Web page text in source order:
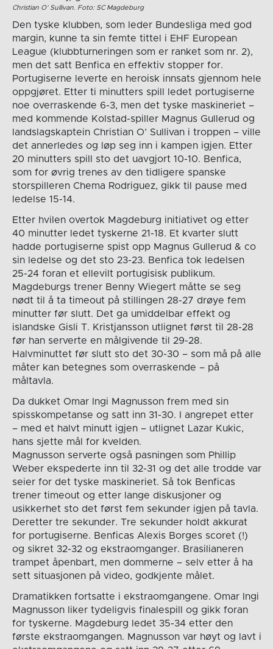
Christian O’ Sullivan. Foto: SC Magdeburg
Den tyske klubben, som leder Bundesliga med god
margin, kunne ta sin femte tittel i EHF European
League (klubbturneringen som er ranket som nr. 2),
men det satt Benfica en effektiv stopper for.
Portugiserne leverte en heroisk innsats gjennom hele
oppgjøret. Etter ti minutters spill ledet portugiserne
noe overraskende 6-3, men det tyske maskineriet –
med kommende Kolstad-spiller Magnus Gullerud og
landslagskaptein Christian O’ Sullivan i troppen – ville
det annerledes og løp seg inn i kampen igjen. Etter
20 minutters spill sto det uavgjort 10-10. Benfica,
som for øvrig trenes av den tidligere spanske
storspilleren Chema Rodriguez, gikk til pause med
ledelse 15-14.
Etter hvilen overtok Magdeburg initiativet og etter
40 minutter ledet tyskerne 21-18. Et kvarter slutt
hadde portugiserne spist opp Magnus Gullerud & co
sin ledelse og det sto 23-23. Benfica tok ledelsen
25-24 foran et ellevilt portugisisk publikum.
Magdeburgs trener Benny Wiegert måtte se seg
nødt til å ta timeout på stillingen 28-27 drøye fem
minutter før slutt. Det ga umiddelbar effekt og
islandske Gisli T. Kristjansson utlignet først til 28-28
før han serverte en målgivende til 29-28.
Halvminuttet før slutt sto det 30-30 – som må på alle
måter kan betegnes som overraskende – på
måltavla.
Da dukket Omar Ingi Magnusson frem med sin
spisskompetanse og satt inn 31-30. I angrepet etter
– med et halvt minutt igjen – utlignet Lazar Kukic,
hans sjette mål for kvelden.
Magnusson serverte også pasningen som Phillip
Weber ekspederte inn til 32-31 og det alle trodde var
seier for det tyske maskineriet. Så tok Benficas
trener timeout og etter lange diskusjoner og
usikkerhet sto det først fem sekunder igjen på tavla.
Deretter tre sekunder. Tre sekunder holdt akkurat
for portugiserne. Benficas Alexis Borges scoret (!)
og sikret 32-32 og ekstraomganger. Brasilianeren
trampet åpenbart, men dommerne – selv etter å ha
sett situasjonen på video, godkjente målet.
Dramatikken fortsatte i ekstraomgangene. Omar Ingi
Magnusson liker tydeligvis finalespill og gikk foran
for tyskerne. Magdeburg ledet 35-34 etter den
første ekstraomgangen. Magnusson var høyt og lavt i